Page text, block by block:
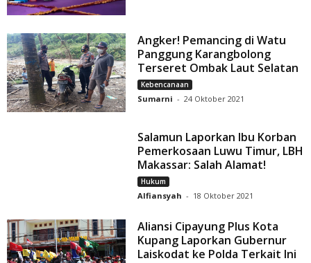
Angker! Pemancing di Watu
Panggung Karangbolong
Terseret Ombak Laut Selatan
Kebencanaan
Sumarni - 24 Oktober 2021
Salamun Laporkan Ibu Korban
Pemerkosaan Luwu Timur, LBH
Makassar: Salah Alamat!
Hukum
Alfiansyah - 18 Oktober 2021
Aliansi Cipayung Plus Kota
Kupang Laporkan Gubernur
Laiskodat ke Polda Terkait Ini